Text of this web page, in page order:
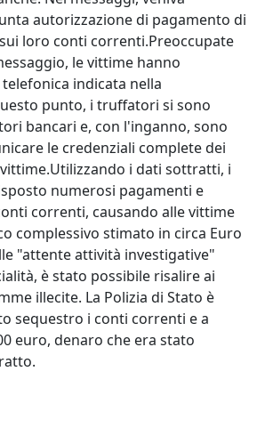
autorizzazione di pagamento di
loro conti correnti.Preoccupate
le vittime hanno
indicata nella
punto, i truffatori si sono
bancari e, con l'inganno, sono
le credenziali complete dei
i dati sottratti, i
numerosi pagamenti e
correnti, causando alle vittime
complessivo stimato in circa Euro
"attente attività investigative"
è stato possibile risalire ai
illecite. La Polizia di Stato è
sequestro i conti correnti e a
euro, denaro che era stato